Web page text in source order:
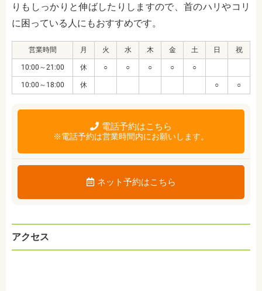
りもしっかりと伸ばしたりしますので、首のハリやコリ
に困っている人にもおすすめです。
営業時間 月 火 水 木 金 土 日 祝
10:00～21:00 休 ○ ○ ○ ○ ○
10:00～18:00 休 ○ ○
電話予約はこちら
※電話予約は営業時間内にお願いします。
ネット予約はこちら
アクセス